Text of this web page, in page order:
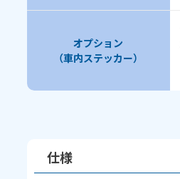
オプション
（車内ステッカー）
仕様